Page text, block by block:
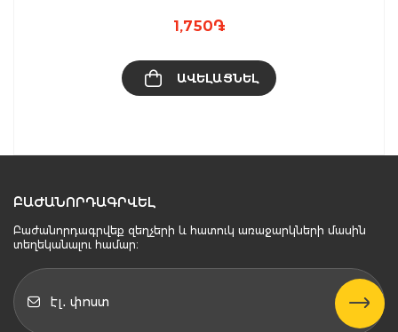
1,750֏
ԱՎԵԼԱՑՆԵԼ
ԲԱԺԱՆՈՐԴԱԳՐՎԵԼ
Բաժանորդագրվեք զեղչերի և հատուկ առաջարկների մասին
տեղեկանալու համար։